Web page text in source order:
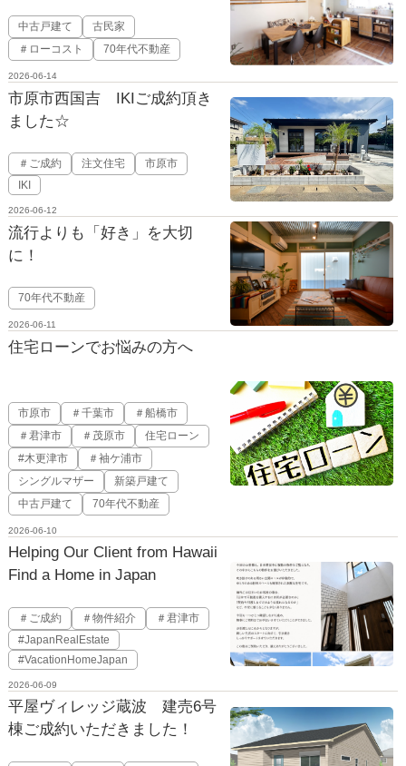
中古戸建て
古民家
＃ローコスト
70年代不動産
2026-06-14
市原市西国吉 IKIご成約頂き
ました☆
＃ご成約 注文住宅
市原市
IKI
2026-06-12
流行よりも「好き」を大切
に！
70年代不動産
2026-06-11
住宅ローンでお悩みの方へ
市原市 ＃千葉市
＃船橋市
＃君津市
＃茂原市
住宅ローン
#木更津市
＃袖ケ浦市
シングルマザー
新築戸建て
中古戸建て
70年代不動産
2026-06-10
Helping Our Client from Hawaii
Find a Home in Japan
＃ご成約 ＃物件紹介
＃君津市
#JapanRealEstate
#VacationHomeJapan
2026-06-09
平屋ヴィレッジ蔵波 建売6号
棟ご成約いただきました！